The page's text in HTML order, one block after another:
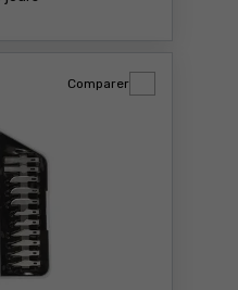
Comparer